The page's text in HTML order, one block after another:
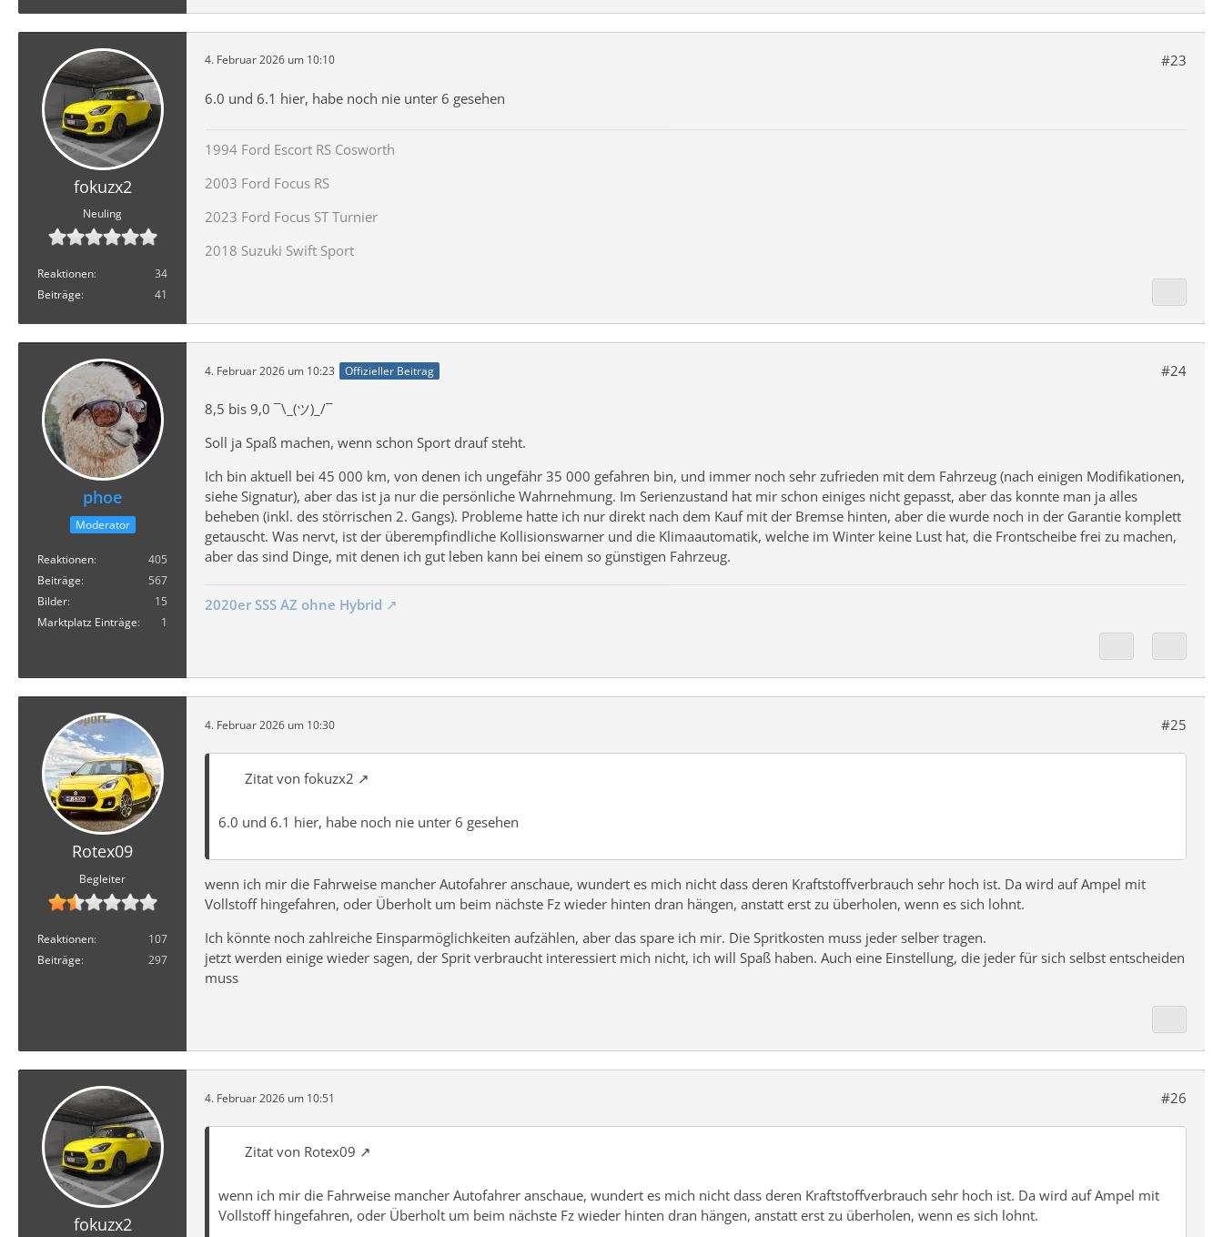
fokuzx2
Neuling
Reaktionen
34
Beiträge
41
4. Februar 2026 um 10:10 #23
6.0 und 6.1 hier, habe noch nie unter 6 gesehen
1994 Ford Escort RS Cosworth
2003 Ford Focus RS
2023 Ford Focus ST Turnier
2018 Suzuki Swift Sport
phoe
Moderator
Reaktionen
405
Beiträge
567
Bilder
15
Marktplatz Einträge
1
4. Februar 2026 um 10:23 Offizieller Beitrag #24
8,5 bis 9,0 ¯\_(ツ)_/¯
Soll ja Spaß machen, wenn schon Sport drauf steht.
Ich bin aktuell bei 45 000 km, von denen ich ungefähr 35 000 gefahren bin, und immer noch sehr zufrieden mit dem Fahrzeug (nach einigen Modifikationen,
siehe Signatur), aber das ist ja nur die persönliche Wahrnehmung. Im Serienzustand hat mir schon einiges nicht gepasst, aber das konnte man ja alles
beheben (inkl. des störrischen 2. Gangs). Probleme hatte ich nur direkt nach dem Kauf mit der Bremse hinten, aber die wurde noch in der Garantie komplett
getauscht. Was nervt, ist der überempfindliche Kollisionswarner und die Klimaautomatik, welche im Winter keine Lust hat, die Frontscheibe frei zu machen,
aber das sind Dinge, mit denen ich gut leben kann bei einem so günstigen Fahrzeug.
2020er SSS AZ ohne Hybrid
Rotex09
Begleiter
Reaktionen
107
Beiträge
297
4. Februar 2026 um 10:30 #25
Zitat von fokuzx2
6.0 und 6.1 hier, habe noch nie unter 6 gesehen
wenn ich mir die Fahrweise mancher Autofahrer anschaue, wundert es mich nicht dass deren Kraftstoffverbrauch sehr hoch ist. Da wird auf Ampel mit
Vollstoff hingefahren, oder Überholt um beim nächste Fz wieder hinten dran hängen, anstatt erst zu überholen, wenn es sich lohnt.
Ich könnte noch zahlreiche Einsparmöglichkeiten aufzählen, aber das spare ich mir. Die Spritkosten muss jeder selber tragen.
jetzt werden einige wieder sagen, der Sprit verbraucht interessiert mich nicht, ich will Spaß haben. Auch eine Einstellung, die jeder für sich selbst entscheiden
muss
fokuzx2
4. Februar 2026 um 10:51 #26
Zitat von Rotex09
wenn ich mir die Fahrweise mancher Autofahrer anschaue, wundert es mich nicht dass deren Kraftstoffverbrauch sehr hoch ist. Da wird auf Ampel mit
Vollstoff hingefahren, oder Überholt um beim nächste Fz wieder hinten dran hängen, anstatt erst zu überholen, wenn es sich lohnt.